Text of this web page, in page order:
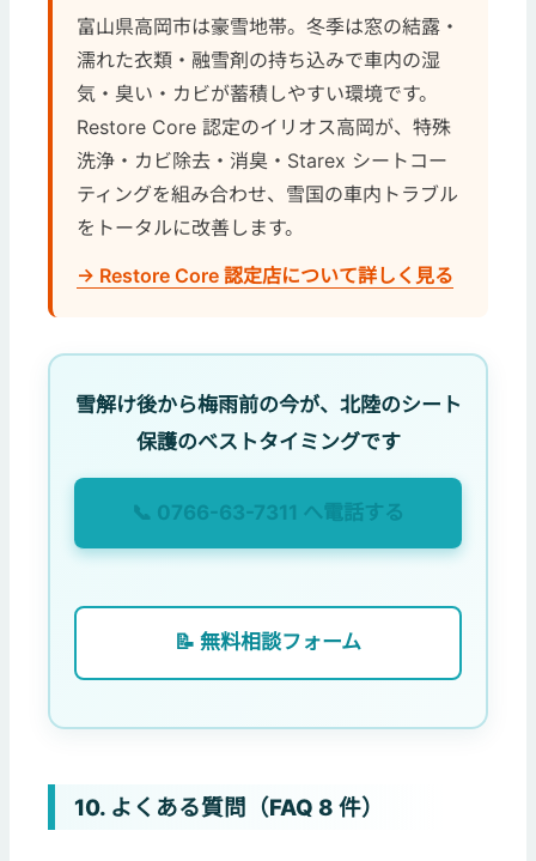
富山県高岡市は豪雪地帯。冬季は窓の結露・
濡れた衣類・融雪剤の持ち込みで車内の湿
気・臭い・カビが蓄積しやすい環境です。
Restore Core 認定のイリオス高岡が、特殊
洗浄・カビ除去・消臭・Starex シートコー
ティングを組み合わせ、雪国の車内トラブル
をトータルに改善します。
→ Restore Core 認定店について詳しく見る
雪解け後から梅雨前の今が、北陸のシート
保護のベストタイミングです
📞 0766-63-7311 へ電話する
📝 無料相談フォーム
10. よくある質問（FAQ 8 件）